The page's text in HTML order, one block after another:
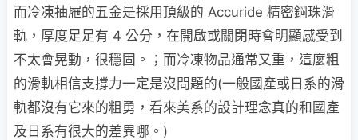
而冷凍抽屜的五金是採用頂級的 Accuride 精密鋼珠滑
軌，厚度足足有 4 公分，在開啟或關閉時會明顯感受到
不太會晃動，很穩固。；而冷凍物品通常又重，這麼粗
的滑軌相信支撐力一定是沒問題的(一般國產或日系的滑
軌都沒有它來的粗勇，看來美系的設計理念真的和國產
及日系有很大的差異哪。)